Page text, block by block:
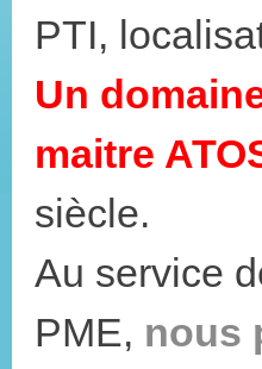
PTI,
Un
maitre
siècle.
Au service
PME, nous